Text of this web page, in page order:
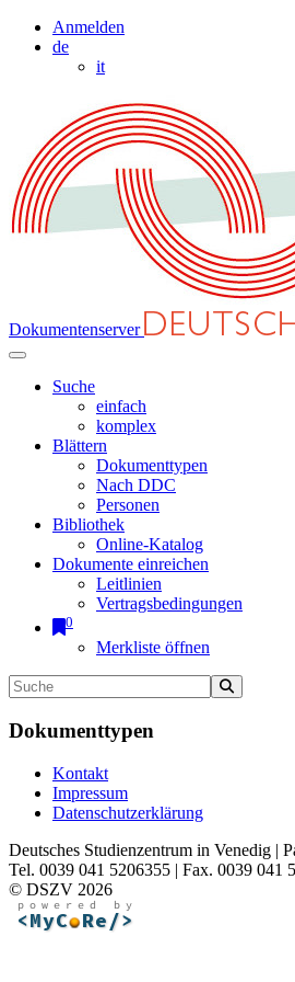
Anmelden
de
it
Dokumentenserver
Suche
einfach
komplex
Blättern
Dokumenttypen
Nach DDC
Personen
Bibliothek
Online-Katalog
Dokumente einreichen
Leitlinien
Vertragsbedingungen
0
Merkliste öffnen
Dokumenttypen
Kontakt
Impressum
Datenschutzerklärung
Deutsches Studienzentrum in Venedig |
Tel. 0039 041 5206355 | Fax. 0039 041
© DSZV 2026